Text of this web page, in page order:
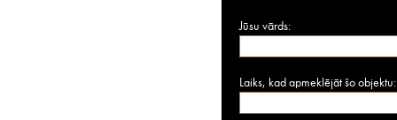
Jūsu vārds:
Laiks, kad apmeklējāt šo objektu: